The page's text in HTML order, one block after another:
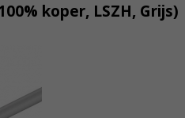
koper, LSZH, Grijs)